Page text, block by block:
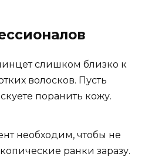
слишком близко к
волосков. Пусть
поранить кожу.
необходим, чтобы не
ранки заразу.